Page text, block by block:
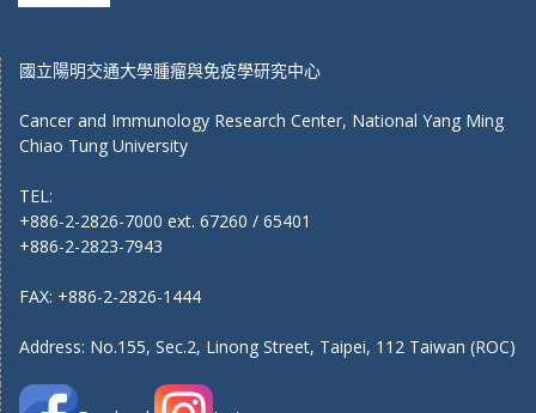
國立陽明交通大學腫瘤與免疫學研究中心
Cancer and Immunology Research Center, National Yang Ming
Chiao Tung University
TEL:
+886-2-2826-7000 ext. 67260 / 65401
+886-2-2823-7943
FAX: +886-2-2826-1444
Address: No.155, Sec.2, Linong Street, Taipei, 112 Taiwan (ROC)